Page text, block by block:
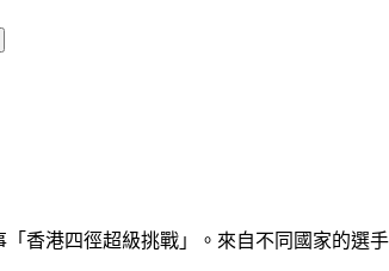
香港四徑超級挑戰」。來自不同國家的